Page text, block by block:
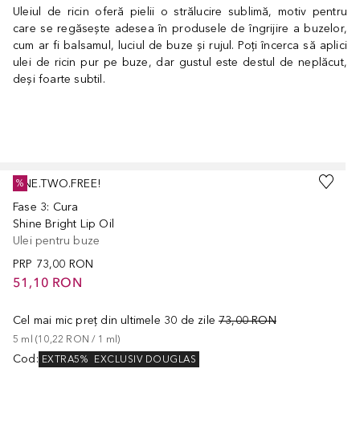
Uleiul de ricin oferă pielii o strălucire sublimă, motiv pentru
care se regăsește adesea în produsele de îngrijire a buzelor,
cum ar fi balsamul, luciul de buze și rujul. Poți încerca să aplici
ulei de ricin pur pe buze, dar gustul este destul de neplăcut,
deși foarte subtil.
ONE.TWO.FREE!
Fase 3: Cura
Shine Bright Lip Oil
Ulei pentru buze
PRP 73,00 RON
51,10 RON
Cel mai mic preț din ultimele 30 de zile 73,00 RON
5 ml (10,22 RON / 1 ml)
Cod : EXTRA5% EXCLUSIV DOUGLAS
%